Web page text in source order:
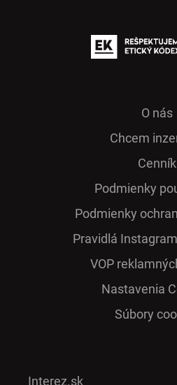
O nás
Chcem
Cenník
Podmienky
Podmienky
Pra­vidlá
VOP
Nastavenia
Súbory
Interez.sk